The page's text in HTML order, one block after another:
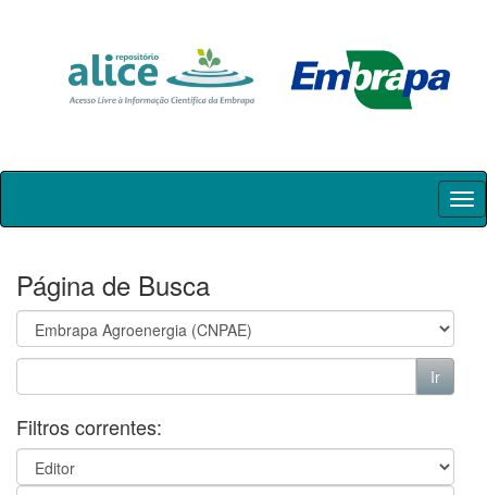
Skip
Página de Busca
Filtros correntes: